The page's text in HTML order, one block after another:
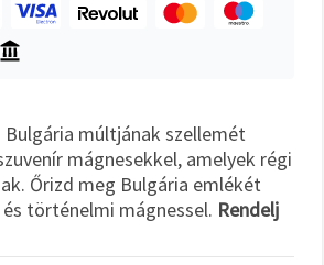
múltjának szellemét
mágnesekkel, amelyek régi
Őrizd meg Bulgária emlékét
történelmi mágnessel. Rendelj